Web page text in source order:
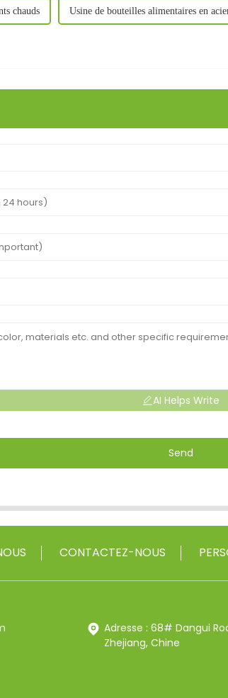
chauds Usine de bouteilles alimentaires en
AI Helps Write
Send
CONTACTEZ-NOUS
Adresse : 68# Dangui
Zhejiang, Chine